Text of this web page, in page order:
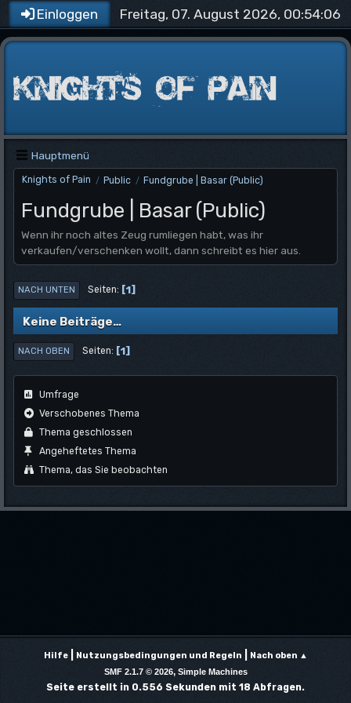
Einloggen Freitag, 07. August 2026, 00:54:06
Hauptmenü
Knights of Pain / Public / Fundgrube | Basar (Public)
Fundgrube | Basar (Public)
Wenn ihr noch altes Zeug rumliegen habt, was ihr
verkaufen/verschenken wollt, dann schreibt es hier aus.
NACH UNTEN Seiten 1
Keine Beiträge…
NACH OBEN Seiten 1
Umfrage
Verschobenes Thema
Thema geschlossen
Angeheftetes Thema
Thema, das Sie beobachten
Hilfe| Nutzungsbedingungen und Regeln Nach oben ▲
SMF 2.1.7 © 2026, Simple Machines
Seite erstellt in 0.556 Sekunden mit 18 Abfragen.